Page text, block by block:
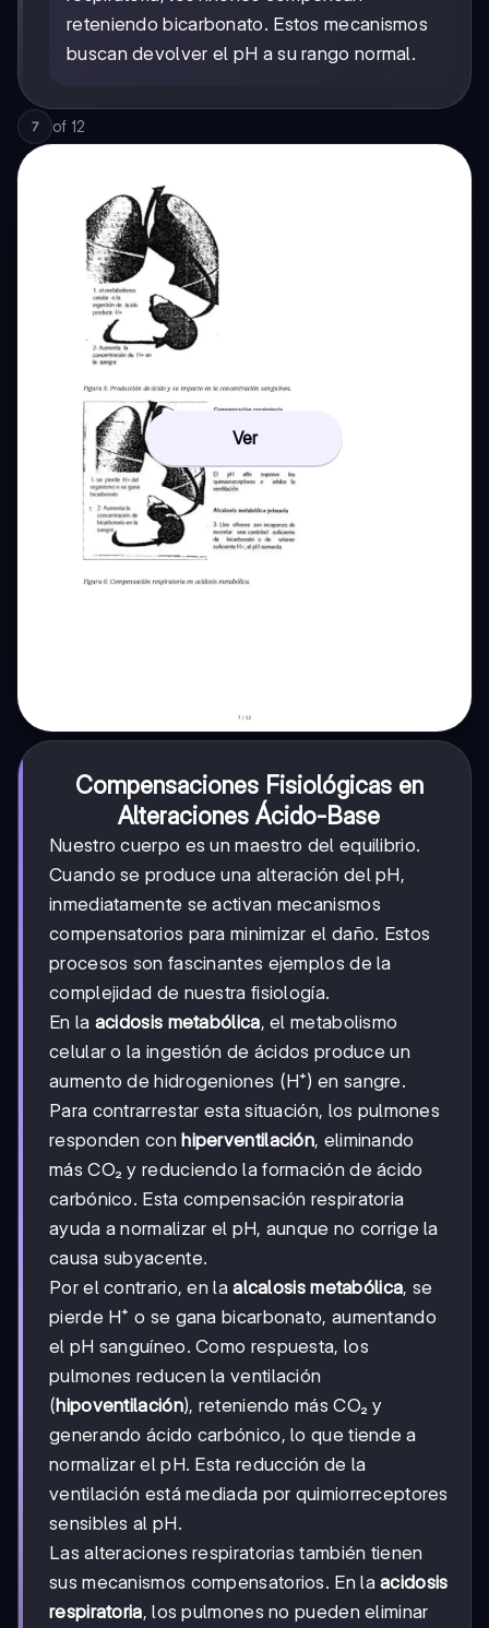
reteniendo bicarbonato. Estos mecanismos
buscan devolver el pH a su rango normal.
7 of 12
Ver
Compensaciones Fisiológicas en
Alteraciones Ácido-Base
Nuestro cuerpo es un maestro del equilibrio.
Cuando se produce una alteración del pH,
inmediatamente se activan mecanismos
compensatorios para minimizar el daño. Estos
procesos son fascinantes ejemplos de la
complejidad de nuestra fisiología.
En la acidosis metabólica, el metabolismo
celular o la ingestión de ácidos produce un
aumento de hidrogeniones (H⁺) en sangre.
Para contrarrestar esta situación, los pulmones
responden conhiperventilación, eliminando
más CO₂ y reduciendo la formación de ácido
carbónico. Esta compensación respiratoria
ayuda a normalizar el pH, aunque no corrige la
causa subyacente.
Por el contrario, en laalcalosis metabólica, se
pierde H⁺ o se gana bicarbonato, aumentando
el pH sanguíneo. Como respuesta, los
pulmones reducen la ventilación
(hipoventilación), reteniendo más CO₂ y
generando ácido carbónico, lo que tiende a
normalizar el pH. Esta reducción de la
ventilación está mediada por quimiorreceptores
sensibles al pH.
Las alteraciones respiratorias también tienen
sus mecanismos compensatorios. En laacidosis
respiratoria, los pulmones no pueden eliminar